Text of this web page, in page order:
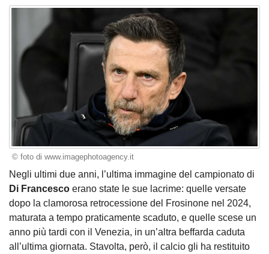
© foto di www.imagephotoagency.it
Negli ultimi due anni, l’ultima immagine del campionato di
Di Francesco erano state le sue lacrime: quelle versate
dopo la clamorosa retrocessione del Frosinone nel 2024,
maturata a tempo praticamente scaduto, e quelle scese un
anno più tardi con il Venezia, in un’altra beffarda caduta
all’ultima giornata. Stavolta, però, il calcio gli ha restituito